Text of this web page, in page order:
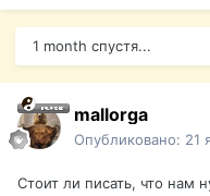
1 month спустя...
mallorga
Опубликовано: 21
Стоит ли писать, что нам